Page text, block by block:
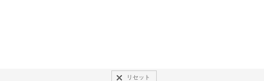
リセット